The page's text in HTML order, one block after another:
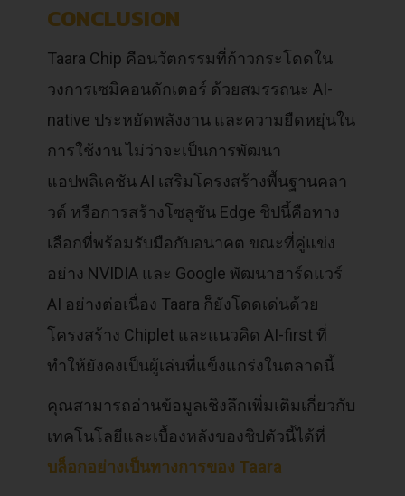
CONCLUSION
Taara Chip คือนวัตกรรมที่ก้าวกระโดดใน
วงการเซมิคอนดักเตอร์ ด้วยสมรรถนะ AI-
native ประหยัดพลังงาน และความยืดหยุ่นใน
การใช้งาน ไม่ว่าจะเป็นการพัฒนา
แอปพลิเคชัน AI เสริมโครงสร้างพื้นฐานคลา
วด์ หรือการสร้างโซลูชัน Edge ชิปนี้คือทาง
เลือกที่พร้อมรับมือกับอนาคต ขณะที่คู่แข่ง
อย่าง NVIDIA และ Google พัฒนาฮาร์ดแวร์
AI อย่างต่อเนื่อง Taara ก็ยังโดดเด่นด้วย
โครงสร้าง Chiplet และแนวคิด AI-first ที่
ทำให้ยังคงเป็นผู้เล่นที่แข็งแกร่งในตลาดนี้
คุณสามารถอ่านข้อมูลเชิงลึกเพิ่มเติมเกี่ยวกับ
เทคโนโลยีและเบื้องหลังของชิปตัวนี้ได้ที่
บล็อกอย่างเป็นทางการของ Taara